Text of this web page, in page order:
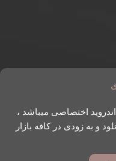
اختصاصی میباشد ،
و به زودی در کافه بازار